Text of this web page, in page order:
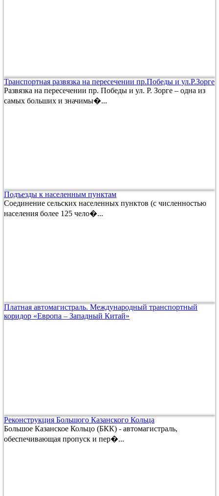
Транспортная развязка на пересечении пр.Победы и ул.Р.Зорге
Развязка на пересечении пр. Победы и ул. Р. Зорге – одна из
самых больших и значимы�...
Подъезды к населенным пунктам
Соединение сельских населенных пунктов (с численностью
населения более 125 чело�...
Платная автомагистраль. Международный транспортный
коридор «Европа – Западный Китай»
Реконструкция Большого Казанского Кольца
Большое Казанское Кольцо (БКК) - автомагистраль,
обеспечивающая пропуск и пер�...